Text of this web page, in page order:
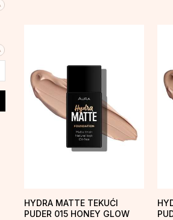
HYDRA MATTE TEKUĆI
PUDER 015 HONEY GLOW